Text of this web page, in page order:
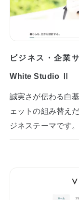
ビジネス・企業
White Studio Ⅱ
誠実さが伝わる白
ェットの組み替え
ジネステーマです